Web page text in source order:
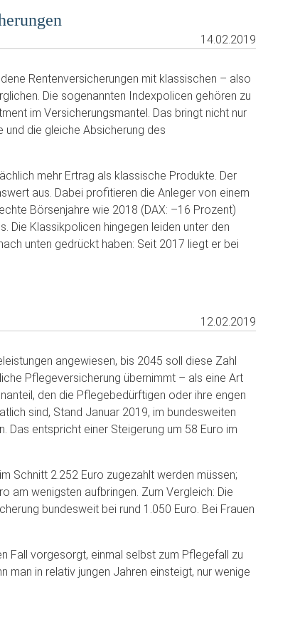
14.02.2019
Rentenversicherungen mit klassischen – also
Die sogenannten Indexpolicen gehören zu
im Versicherungsmantel. Das bringt nicht nur
die gleiche Absicherung des
mehr Ertrag als klassische Produkte. Der
aus. Dabei profitieren die Anleger von einem
Börsenjahre wie 2018 (DAX: –16 Prozent)
Die Klassikpolicen hingegen leiden unter den
unten gedrückt haben: Seit 2017 liegt er bei
12.02.2019
angewiesen, bis 2045 soll diese Zahl
Pflegeversicherung übernimmt – als eine Art
den die Pflegebedürftigen oder ihre engen
sind, Stand Januar 2019, im bundesweiten
Das entspricht einer Steigerung um 58 Euro im
Schnitt 2.252 Euro zugezahlt werden müssen;
am wenigsten aufbringen. Zum Vergleich: Die
bundesweit bei rund 1.050 Euro. Bei Frauen
Fall vorgesorgt, einmal selbst zum Pflegefall zu
in relativ jungen Jahren einsteigt, nur wenige